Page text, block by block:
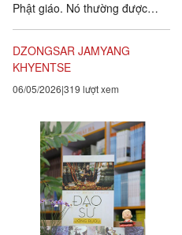
Phật giáo. Nó thường được
DZONGSAR JAMYANG
KHYENTSE
06/05/2026 319 lượt xem